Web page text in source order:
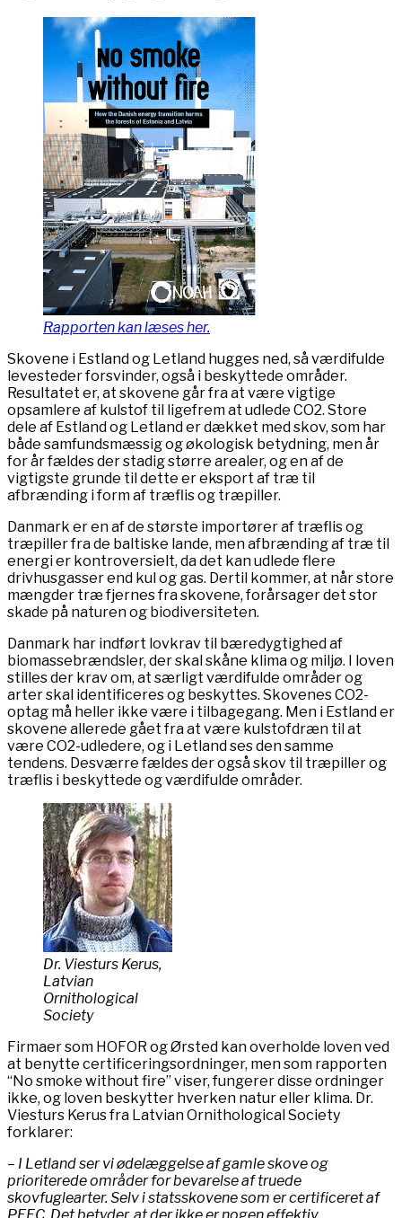
Rapporten kan læses her.
Skovene i Estland og Letland hugges ned, så værdifulde
levesteder forsvinder, også i beskyttede områder.
Resultatet er, at skovene går fra at være vigtige
opsamlere af kulstof til ligefrem at udlede CO2. Store
dele af Estland og Letland er dækket med skov, som har
både samfundsmæssig og økologisk betydning, men år
for år fældes der stadig større arealer, og en af de
vigtigste grunde til dette er eksport af træ til
afbrænding i form af træflis og træpiller.
Danmark er en af de største importører af træflis og
træpiller fra de baltiske lande, men afbrænding af træ til
energi er kontroversielt, da det kan udlede flere
drivhusgasser end kul og gas. Dertil kommer, at når store
mængder træ fjernes fra skovene, forårsager det stor
skade på naturen og biodiversiteten.
Danmark har indført lovkrav til bæredygtighed af
biomassebrændsler, der skal skåne klima og miljø. I loven
stilles der krav om, at særligt værdifulde områder og
arter skal identificeres og beskyttes. Skovenes CO2-
optag må heller ikke være i tilbagegang. Men i Estland er
skovene allerede gået fra at være kulstofdræn til at
være CO2-udledere, og i Letland ses den samme
tendens. Desværre fældes der også skov til træpiller og
træflis i beskyttede og værdifulde områder.
Dr. Viesturs Kerus,
Latvian
Ornithological
Society
Firmaer som HOFOR og Ørsted kan overholde loven ved
at benytte certificeringsordninger, men som rapporten
“No smoke without fire” viser, fungerer disse ordninger
ikke, og loven beskytter hverken natur eller klima. Dr.
Viesturs Kerus fra Latvian Ornithological Society
forklarer:
– I Letland ser vi ødelæggelse af gamle skove og
prioriterede områder for bevarelse af truede
skovfuglearter. Selv i statsskovene som er certificeret af